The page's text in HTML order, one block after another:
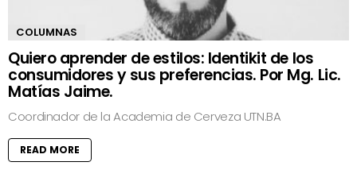
COLUMNAS
Quiero aprender de estilos: Identikit de los
consumidores y sus preferencias. Por Mg. Lic.
Matías Jaime.
Coordinador de la Academia de Cerveza UTN.BA
READ MORE